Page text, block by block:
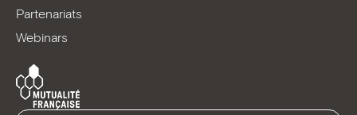
Partenariats
Webinars